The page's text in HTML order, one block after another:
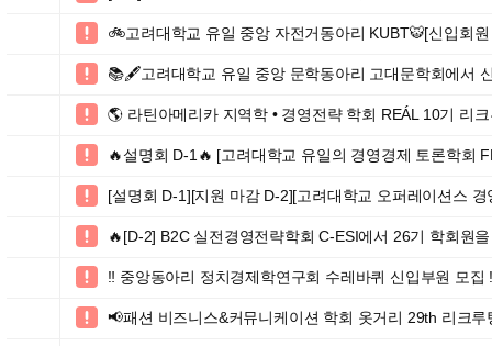
 🚲고려대학교 유일 중앙 자전거동아리 KUBT🐯[신입회
 📚🖋️고려대학교 유일 중앙 문학동아리 고대문학회에서
 🌎 라틴아메리카 지역학 • 경영전략 학회 REÁL 10기 리
 🔥설명회 D-1🔥 [고려대학교 유일의 경영경제 토론학회
 [설명회 D-1][지원 마감 D-2][고려대학교 오퍼레이션스
 🔥[D-2] B2C 실전경영전략학회 C-ESI에서 26기 학회원
 ‼️ 중앙동아리 정치경제학연구회 수레바퀴 신입부원 모집
 📢패션 비즈니스&커뮤니케이션 학회 옷거리 29th 리크루